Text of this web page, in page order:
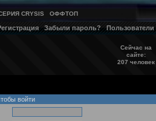
CRYSIS ОФФТОП
Забыли пароль? Пользователи
Сейчас на
сайте:
207 человек
войти